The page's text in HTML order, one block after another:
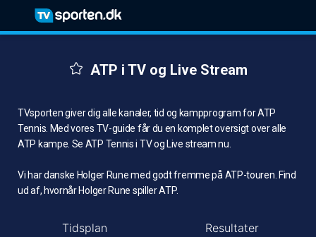
ATP i TV og Live Stream
TVsporten giver dig alle kanaler, tid og kampprogram for ATP
Tennis. Med vores TV-guide får du en komplet oversigt over alle
ATP kampe. Se ATP Tennis i TV og Live stream nu.
Vi har danske Holger Rune med godt fremme på ATP-touren. Find
ud af, hvornår Holger Rune spiller ATP.
Tidsplan Resultater